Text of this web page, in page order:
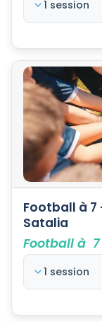
1 session
Football à
Satalia
Football à 7
1 session